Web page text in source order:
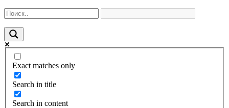
Exact matches only
Search in title
Search in content